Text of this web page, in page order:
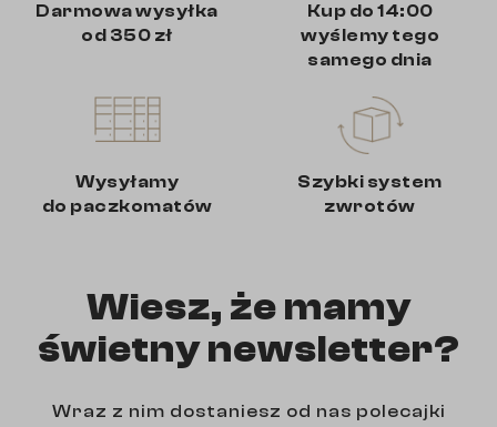
Darmowa wysyłka
od 350 zł
Kup do 14:00
wyślemy tego
samego dnia
Wysyłamy
do paczkomatów
Szybki system
zwrotów
Wiesz, że mamy
świetny newsletter?
Wraz z nim dostaniesz od nas polecajki